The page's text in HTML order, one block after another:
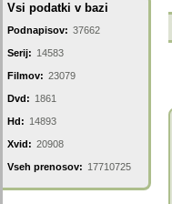
Vsi podatki v bazi
Podnapisov: 37662
Serij: 14583
Filmov: 23079
Dvd: 1861
Hd: 14893
Xvid: 20908
Vseh prenosov: 17710725